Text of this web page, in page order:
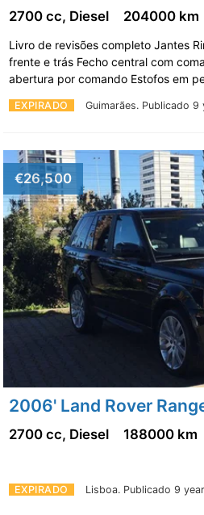
EXPIRADO Guimarães. Publicado 9
2700 cc, Diesel 204000 km
Livro de revisões completo Jantes
frente e trás Fecho central com
abertura por comando Estofos em
€26,500
EXPIRADO Lisboa. Publicado 9
2700 cc, Diesel 188000 km